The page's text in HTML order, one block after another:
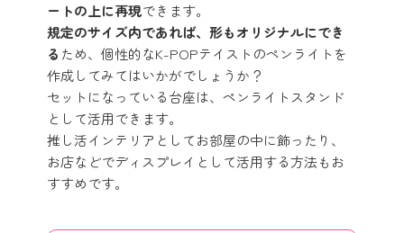
ートの上に再現できます。
規定のサイズ内であれば、形もオリジナルにでき
る ため、個性的なK-POPテイストのペンライトを
作成してみてはいかがでしょうか？
セットになっている台座は、ペンライトスタンド
として活用できます。
推し活インテリアとしてお部屋の中に飾ったり、
お店などでディスプレイとして活用する方法もお
すすめです。